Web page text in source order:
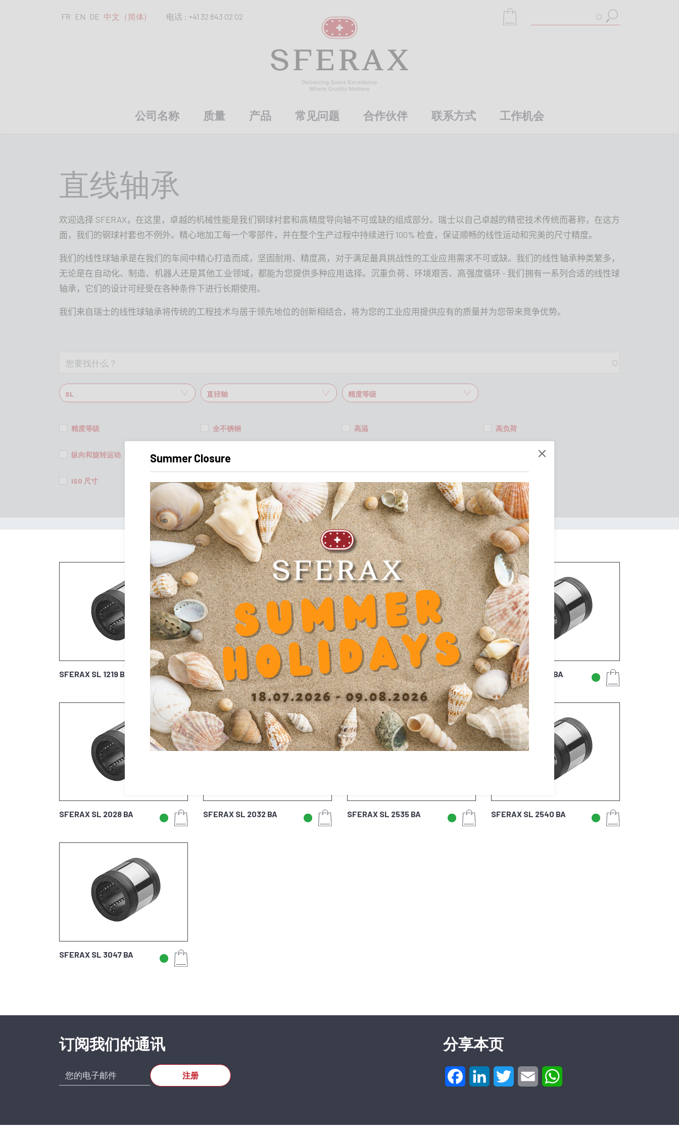
FR EN DE 中文（简体) 电话 : +41 32 843 02 02
公司名称 质量 产品 常见问题 合作伙伴 联系方式 工作机会
直线轴承
欢迎选择 SFERAX ，在这里，卓越的机械性能是我们钢球衬套和高精度导向轴不可或缺的组成部分。瑞士以自己卓越的精密技术传统而著称，在这方
面，我们的钢球衬套也不例外。精心地加工每一个零部件，并在整个生产过程中持续进行 100% 检查，保证顺畅的线性运动和完美的尺寸精度。
我们的线性球轴承是在我们的车间中精心打造而成，坚固耐用、精度高，对于满足最具挑战性的工业应用需求不可或缺。我们的线性轴承种类繁多，
无论是在自动化、制造、机器人还是其他工业领域，都能为您提供多种应用选择。沉重负荷、环境艰苦、高强度循环 - 我们拥有一系列合适的线性球
轴承，它们的设计可经受在各种条件下进行长期使用。
我们来自瑞士的线性球轴承将传统的工程技术与居于领先地位的创新相结合，将为您的工业应用提供应有的质量并为您带来竞争优势。
精度等级 全不锈钢 高温 高负荷
纵向和旋转运动 固定槽
ISO 尺寸 集成拆卸器
SFERAX SL 1219 BA SFERAX SL 1222 BA SFERAX SL 1624 BA SFERAX SL 1626 BA
SFERAX SL 2028 BA SFERAX SL 2032 BA SFERAX SL 2535 BA SFERAX SL 2540 BA
SFERAX SL 3047 BA
订阅我们的通讯 分享本页
FacebookLinkedIn Twitter Email
Summer Closure